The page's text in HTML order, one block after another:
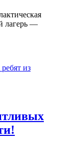
лагерь —